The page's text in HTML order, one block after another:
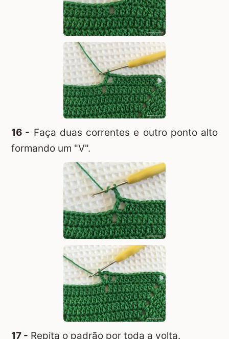
16 - Faça duas correntes e outro ponto alto
formando um "V".
17 - Repita o padrão por toda a volta.